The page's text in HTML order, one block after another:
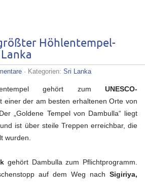
Höhlentempel-
· Kategorien: Sri Lanka
gehört zum UNESCO-
einer der am besten erhaltenen Orte von
„Goldene Tempel von Dambulla“ liegt
ist über steile Treppen erreichbar, die
wurden.
gehört Dambulla zum Pflichtprogramm.
auf dem Weg nach Sigiriya,